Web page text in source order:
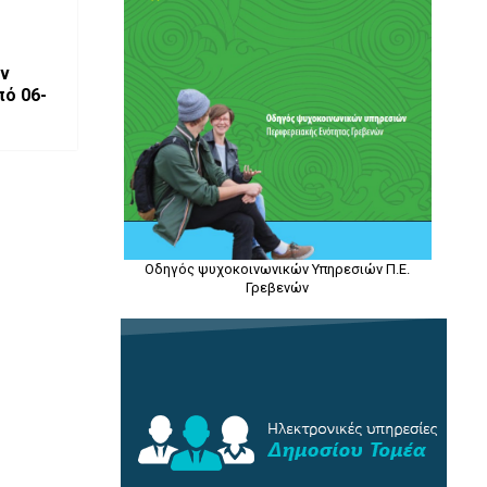
Οδηγός ψυχοκοινωνικών Υπηρεσιών Π.Ε.
Γρεβενών